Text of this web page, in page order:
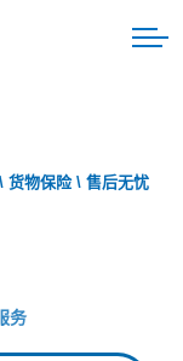
货物保险 \ 售后无忧
务